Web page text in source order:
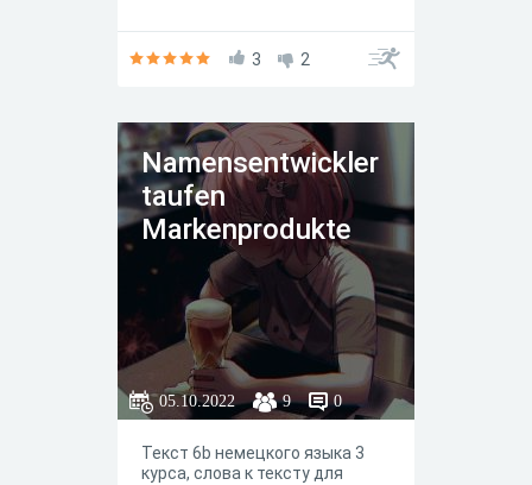
3 2
Namensentwickler
taufen
Markenprodukte
05.10.2022 9 0
Текст 6b немецкого языка 3
курса, слова к тексту для